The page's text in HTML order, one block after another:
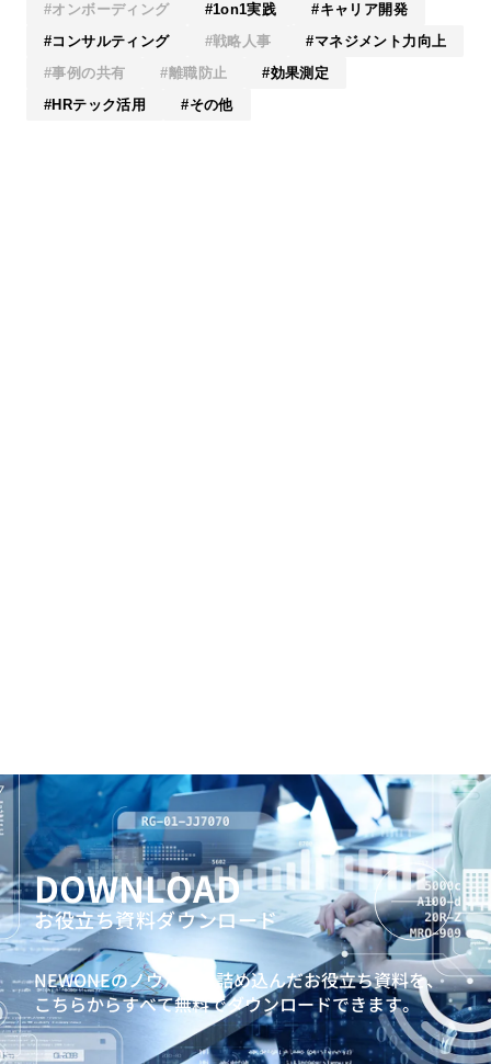
オンボーディング
1on1実践
キャリア開発
コンサルティング
戦略人事
マネジメント力向上
事例の共有
離職防止
効果測定
HRテック活用
その他
DOWNLOAD
お役立ち資料ダウンロード
NEWONEのノウハウを詰め込んだお役立ち資料を、
こちらからすべて無料でダウンロードできます。